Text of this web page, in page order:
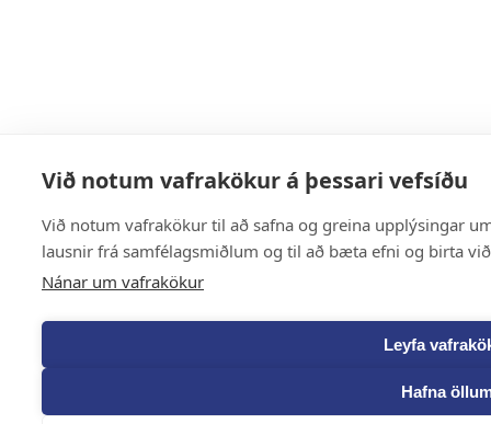
Við notum vafrakökur á þessari vefsíðu
Við notum vafrakökur til að safna og greina upplýsingar
lausnir frá samfélagsmiðlum og til að bæta efni og birta
Nánar um vafrakökur
Leyfa
Hafna